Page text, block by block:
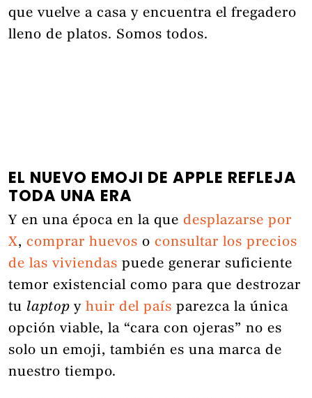
que vuelve a casa y encuentra el fregadero
lleno de platos. Somos todos.
EL NUEVO EMOJI DE APPLE REFLEJA
TODA UNA ERA
Y en una época en la que desplazarse por
X, comprar huevos o consultar los precios
de las viviendas puede generar suficiente
temor existencial como para que destrozar
tu laptop y huir del país parezca la única
opción viable, la “cara con ojeras” no es
solo un emoji, también es una marca de
nuestro tiempo.